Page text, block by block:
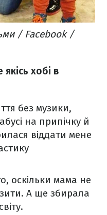
/ Facebook /
хобі в
без музики,
на припічку й
віддати мене
оскільки мама не
А ще збирала